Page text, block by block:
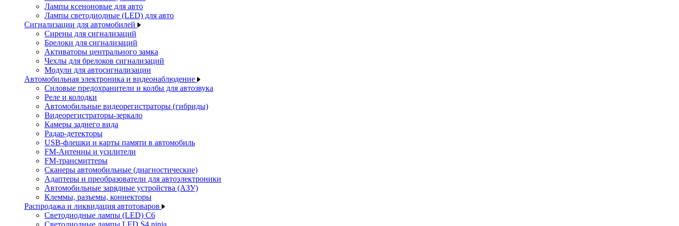
Лампы ксеноновые для авто
Лампы светодиодные (LED) для авто
Сигнализации для автомобилей
Сирены для сигнализаций
Брелоки для сигнализаций
Активаторы центрального замка
Чехлы для брелоков сигнализаций
Модули для автосигнализации
Автомобильная электроника и видеонаблюдение
Силовые предохранители и колбы для автозвука
Реле и колодки
Автомобильные видеорегистраторы (гибриды)
Видеорегистраторы-зеркало
Камеры заднего вида
Радар-детекторы
USB-флешки и карты памяти в автомобиль
FM-Антенны и усилители
FM-трансмиттеры
Сканеры автомобильные (диагностические)
Адаптеры и преобразователи для автоэлектроники
Автомобильные зарядные устройства (АЗУ)
Клеммы, разъемы, коннекторы
Распродажа и ликвидация автотоваров
Светодиодные лампы (LED) C6
Светодиодные лампы LED S4 ninja